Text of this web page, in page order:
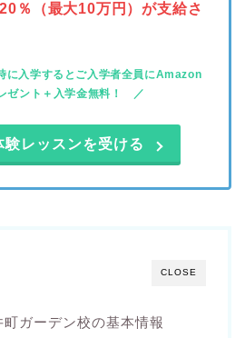
％（最大10万円）が支給さ
に入学するとご入学者全員にAmazon
ゼント＋入学金無料！
験レッスンを受ける
CLOSE
ガーデン校の基本情報